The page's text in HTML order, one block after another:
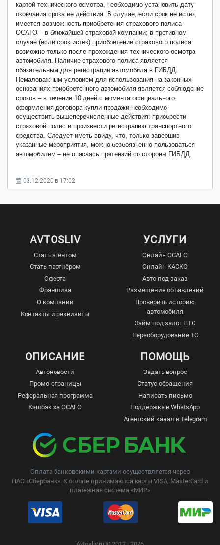
картой технического осмотра, необходимо установить дату
окончания срока ее действия. В случае, если срок не истек,
имеется возможность приобретения страхового полиса
ОСАГО – в ближайшей страховой компании; в противном
случае (если срок истек) приобретение страхового полиса
возможно только после прохождения технического осмотра
автомобиля. Наличие страхового полиса является
обязательным для регистрации автомобиля в ГИБДД.
Немаловажным условием для использования на законных
основаниях приобретенного автомобиля является соблюдение
сроков – в течение 10 дней с момента официального
оформления договора купли-продажи необходимо
осуществить вышеперечисленные действия: приобрести
страховой полис и произвести регистрацию транспортного
средства. Следует иметь ввиду, что, только завершив
указанные мероприятия, можно безбоязненно пользоваться
автомобилем – не опасаясь претензий со стороны ГИБДД.
03.12.2020 в 17:02
AVTOSLIV
Стать агентом
Стать партнёром
Оферта
Франшиза
О компании
Контакты и реквизиты
УСЛУГИ
Онлайн ОСАГО
Онлайн КАСКО
Авто под заказ
Размещение объявлений
Проверить историю
автомобиля
Займ под залог ПТС
Переоборудование ТС
ОПИСАНИЕ
Автоновости
Промо-страницы
Реферальная программа
Кэшбэк за ОСАГО
ПОМОЩЬ
Задать вопрос
Статус обращения
Написать письмо
Поддержка в WhatsApp
Агентский канал в Telegram
Оплата банковскими картами осуществляется через
ПАО «Сбербанк». К оплате принимаются карты VISA, MasterCard и
платежная система «МИР»